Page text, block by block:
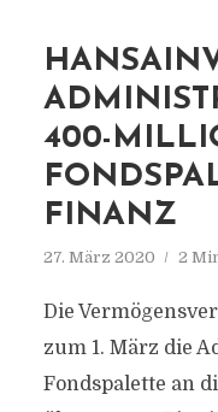
400-
FINANZ
27. März 2020 2
Die
zum 1. März die
Fondspalette an